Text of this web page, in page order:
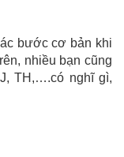
bước cơ bản khi
nhiều bạn cũng
TH,….có nghĩ gì,